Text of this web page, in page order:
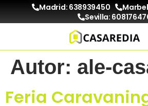
Madrid: 638939450
Sevilla:
Autor: ale-
Feria